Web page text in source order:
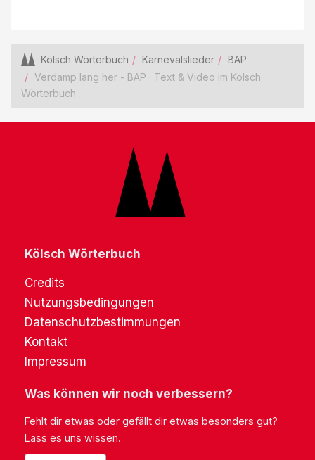
Kölsch Wörterbuch Karnevalslieder
BAP
Verdamp lang her - BAP · Text & Video im Kölsch
Wörterbuch
Kölsch Wörterbuch
Credits
Nutzungsbedingungen
Datenschutzbestimmungen
Kontakt
Impressum
Was können wir noch verbessern?
Fehlt dir etwas oder gefällt dir etwas besonders gut?
Lass es uns wissen.